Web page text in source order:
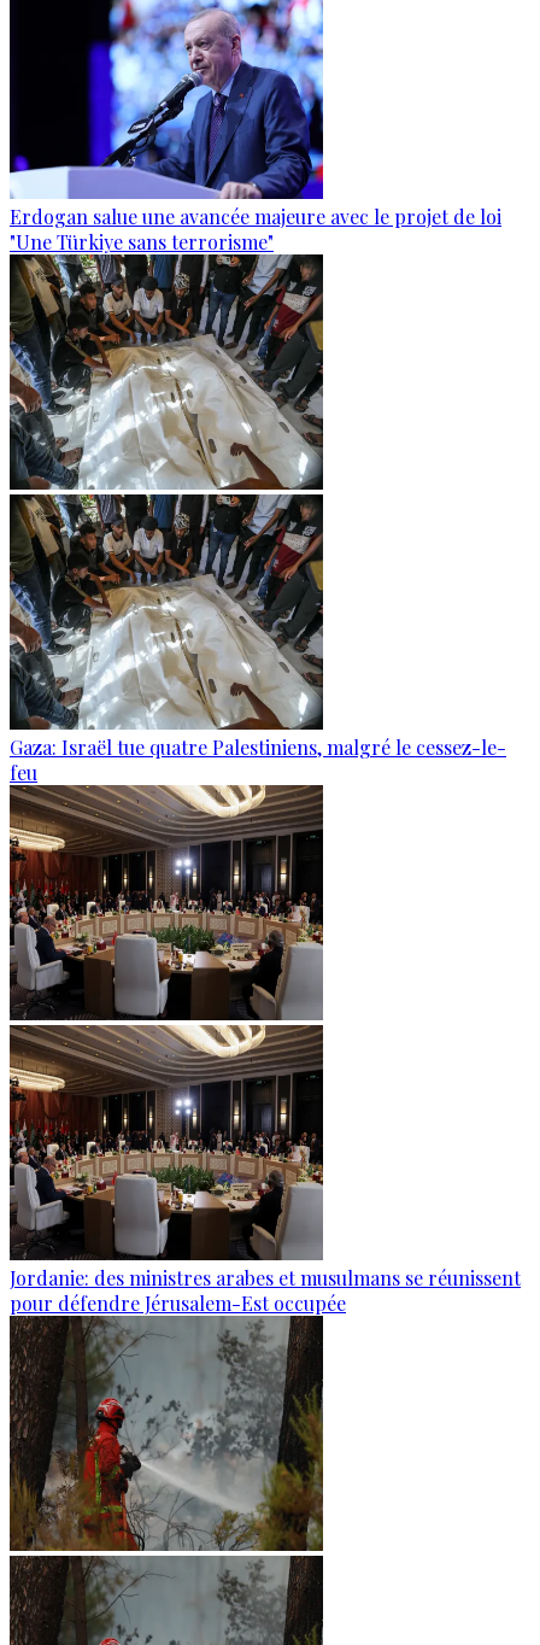
Erdogan salue une avancée majeure avec le projet de loi
"Une Türkiye sans terrorisme"
Gaza: Israël tue quatre Palestiniens, malgré le cessez-le-
feu
Jordanie: des ministres arabes et musulmans se réunissent
pour défendre Jérusalem-Est occupée